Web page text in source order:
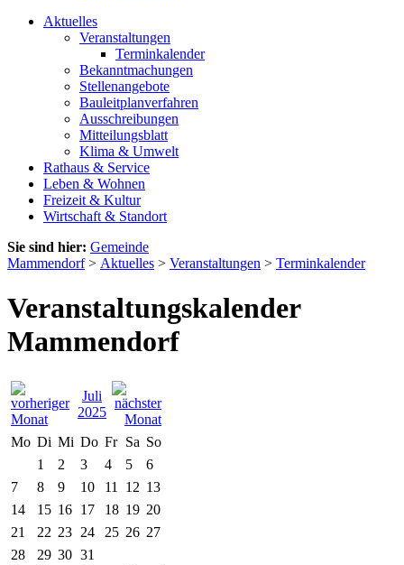
Aktuelles
Veranstaltungen
Terminkalender
Bekanntmachungen
Stellenangebote
Bauleitplanverfahren
Ausschreibungen
Mitteilungsblatt
Klima & Umwelt
Rathaus & Service
Leben & Wohnen
Freizeit & Kultur
Wirtschaft & Standort
Sie sind hier: Gemeinde
Mammendorf> Aktuelles > Veranstaltungen > Terminkalender
Veranstaltungskalender
Mammendorf
Juli
2025
Mo Di Mi Do Fr Sa So
1
2 3 4 5
6
7
8 9 10 11 12 13
14
15 16 17 18 19 20
21
22 23 24 25 26 27
28
29 30 31